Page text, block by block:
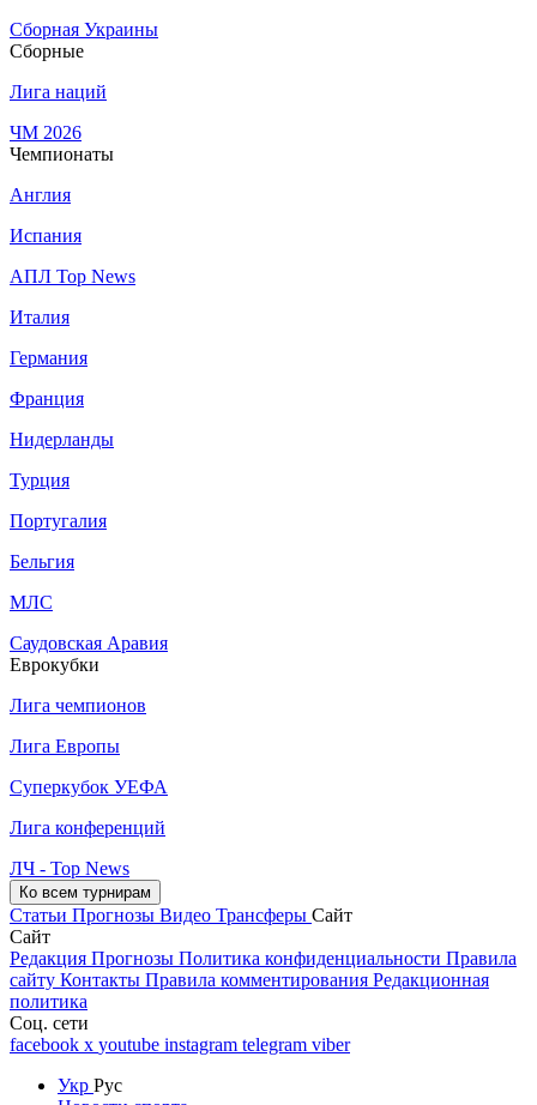
Сборная Украины
Сборные
Лига наций
ЧМ 2026
Чемпионаты
Англия
Испания
АПЛ Top News
Италия
Германия
Франция
Нидерланды
Турция
Португалия
Бельгия
МЛС
Саудовская Аравия
Еврокубки
Лига чемпионов
Лига Европы
Суперкубок УЕФА
Лига конференций
ЛЧ - Top News
Ко всем турнирам
Статьи Прогнозы Видео Трансферы Сайт
Сайт
Редакция Прогнозы Политика конфиденциальности Правила
сайту Контакты Правила комментирования Редакционная
политика
Соц. сети
facebook x youtube instagram telegram viber
Укр Рус